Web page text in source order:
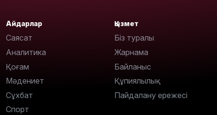
Айдарлар
Саясат
Аналитика
Қоғам
Мәдениет
Сұхбат
Спорт
Қызмет
Біз туралы
Жарнама
Байланыс
Құпиялылық
Пайдалану ережесі